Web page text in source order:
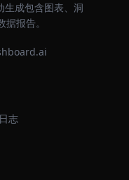
生成包含图表、洞
报告。
志